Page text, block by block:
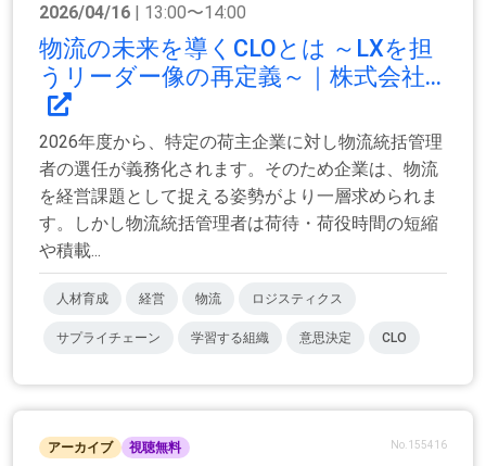
2026/04/16 | 13:00〜14:00
物流の未来を導くCLOとは ～LXを担
うリーダー像の再定義～｜株式会社...
2026年度から、特定の荷主企業に対し物流統括管理
者の選任が義務化されます。そのため企業は、物流
を経営課題として捉える姿勢がより一層求められま
す。しかし物流統括管理者は荷待・荷役時間の短縮
や積載...
人材育成 経営 物流 ロジスティクス
サプライチェーン 学習する組織 意思決定 CLO
アーカイブ 視聴無料 No.155416